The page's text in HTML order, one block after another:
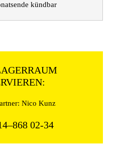
kündbar
Nico Kunz
02-34